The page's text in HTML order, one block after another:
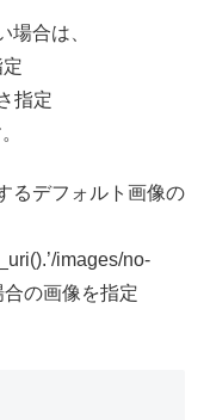
場合は、
指定
るデフォルト画像の
images/no-
合の画像を指定